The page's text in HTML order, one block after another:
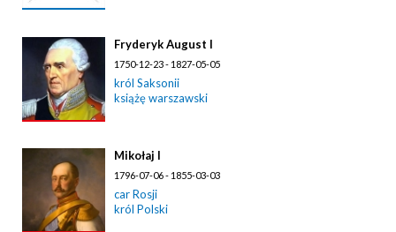
Fryderyk August I
1750-12-23 - 1827-05-05
król Saksonii
książę warszawski
Mikołaj I
1796-07-06 - 1855-03-03
car Rosji
król Polski